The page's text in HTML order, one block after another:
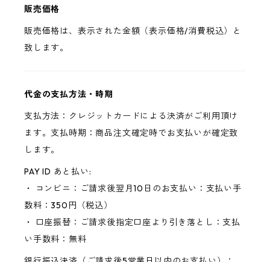
販売価格
販売価格は、表示された金額（表示価格/消費税込）と
致します。
代金の支払方法・時期
支払方法：クレジットカードによる決済がご利用頂け
ます。支払時期：商品注文確定時でお支払いが確定致
します。
PAY ID あと払い:
・ コンビニ：ご請求後翌月10日のお支払い：支払い手
数料：350円（税込）
・ 口座振替：ご請求後指定口座より引き落とし：支払
い手数料：無料